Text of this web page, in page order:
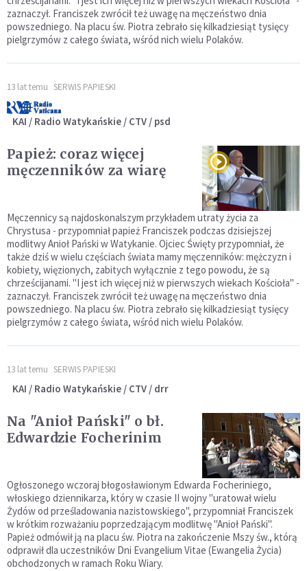
zaznaczył. Franciszek zwrócił też uwagę na męczeństwo dnia
powszedniego. Na placu św. Piotra zebrało się kilkadziesiąt tysięcy
pielgrzymów z całego świata, wśród nich wielu Polaków.
13 lat temu SERWIS PAPIESKI
KAI / Radio Watykańskie / CTV / psd
Papież: coraz więcej
męczenników za wiarę
Męczennicy są najdoskonalszym przykładem utraty życia za
Chrystusa - przypomniał papież Franciszek podczas dzisiejszej
modlitwy Anioł Pański w Watykanie. Ojciec Święty przypomniał, że
także dziś w wielu częściach świata mamy męczenników: mężczyzn i
kobiety, więzionych, zabitych wyłącznie z tego powodu, że są
chrześcijanami. "I jest ich więcej niż w pierwszych wiekach Kościoła" -
zaznaczył. Franciszek zwrócił też uwagę na męczeństwo dnia
powszedniego. Na placu św. Piotra zebrało się kilkadziesiąt tysięcy
pielgrzymów z całego świata, wśród nich wielu Polaków.
13 lat temu SERWIS PAPIESKI
KAI / Radio Watykańskie / CTV / drr
Na "Anioł Pański" o bł.
Edwardzie Focherinim
Ogłoszonego wczoraj błogosławionym Edwarda Focheriniego,
włoskiego dziennikarza, który w czasie II wojny "uratował wielu
Żydów od prześladowania nazistowskiego", przypomniał Franciszek
w krótkim rozważaniu poprzedzającym modlitwę "Anioł Pański".
Papież odmówił ją na placu św. Piotra na zakończenie Mszy św., którą
odprawił dla uczestników Dni Evangelium Vitae (Ewangelia Życia)
obchodzonych w ramach Roku Wiary.